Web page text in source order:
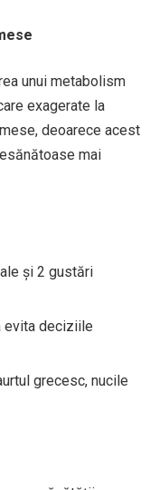
unui metabolism
exagerate la
deoarece acest
mai
și 2 gustări
evita deciziile
grecesc, nucile